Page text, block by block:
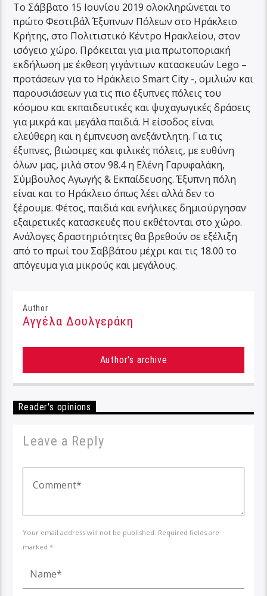
Το Σάββατο 15 Ιουνίου 2019 ολοκληρώνεται το
πρώτο Φεστιβάλ Έξυπνων Πόλεων στο Ηράκλειο
Κρήτης, στο Πολιτιστικό Κέντρο Ηρακλείου, στον
ισόγειο χώρο. Πρόκειται για μια πρωτοποριακή
εκδήλωση με έκθεση γιγάντιων κατασκευών Lego –
προτάσεων για το Ηράκλειο Smart City -, ομιλιών και
παρουσιάσεων για τις πιο έξυπνες πόλεις του
κόσμου και εκπαιδευτικές και ψυχαγωγικές δράσεις
για μικρά και μεγάλα παιδιά. Η είσοδος είναι
ελεύθερη και η έμπνευση ανεξάντλητη. Για τις
έξυπνες, βιώσιμες και φιλικές πόλεις, με ευθύνη
όλων μας, μιλά στον 98.4 η Ελένη Γαρυφαλάκη,
Σύμβουλος Αγωγής & Εκπαίδευσης. Έξυπνη πόλη
είναι και το Ηράκλειο όπως λέει αλλά δεν το
ξέρουμε. Φέτος, παιδιά και ενήλικες δημιούργησαν
εξαιρετικές κατασκευές που εκθέτονται στο χώρο.
Ανάλογες δραστηριότητες θα βρεθούν σε εξέλιξη
από το πρωί του Σαββάτου μέχρι και τις 18.00 το
απόγευμα για μικρούς και μεγάλους.
Author
Αγγέλα Δουλγεράκη
Author's archive
Reader's opinions
Leave a Reply
Your email address will not be published. Required fields are
marked *